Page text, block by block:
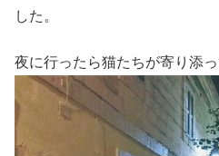
した。
夜に行ったら猫たちが寄り添っ